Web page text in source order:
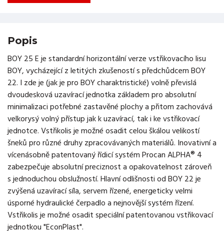
Popis
BOY 25 E je standardní horizontální verze vstřikovacího lisu
BOY, vycházející z letitých zkušeností s předchůdcem BOY
22. I zde je (jak je pro BOY charaktristické) volně převislá
dvoudesková uzavírací jednotka základem pro absolutní
minimalizaci potřebné zastavěné plochy a přitom zachovává
velkorysý volný přístup jak k uzavírací, tak i ke vstřikovací
jednotce. Vstřikolis je možné osadit celou škálou velikostí
šneků pro různé druhy zpracovávaných materiálů. Inovativní a
vícenásobně patentovaný řídicí systém Procan ALPHA® 4
zabezpečuje absolutní preciznost a opakovatelnost zároveň
s jednoduchou obslužností. Hlavní odlišnosti od BOY 22 je
zvýšená uzavírací síla, servem řízené, energeticky velmi
úsporné hydraulické čerpadlo a nejnovější systém řízení.
Vstřikolis je možné osadit speciální patentovanou vstřikovací
jednotkou "EconPlast".